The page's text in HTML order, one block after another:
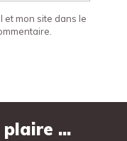
et mon site dans le
...